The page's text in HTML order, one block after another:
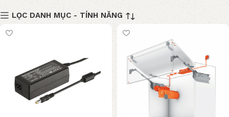
LỌC DANH MỤC - TÍNH NĂNG